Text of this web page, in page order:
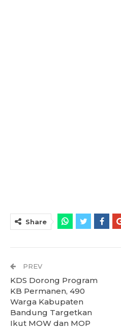
Share
PREV
KDS Dorong Program
KB Permanen, 490
Warga Kabupaten
Bandung Targetkan
Ikut MOW dan MOP